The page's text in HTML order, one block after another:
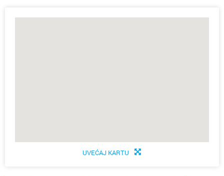
UVEĆAJ KARTU